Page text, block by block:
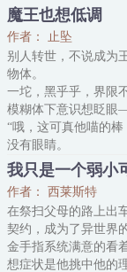
作为天赋一般的普通
希尔诺答：两步即可。
第一步，将天才们压
第二步，收获天才们
众所周知，
亚弥斯魔法大学里，
处于鄙视链顶端的高
黑魔法学院里十年来
最优秀的学生是大众
希尔诺毕业后的亲传
是黑魔法学院院长——
魔法界首屈一指的大
多重b
魔王也想低调
作者： 止坠
别人转世，不说成为
物体。
一坨，黑乎乎，界限
模糊体下意识想眨
“哦，这可真他喵的
没有眼睛。
上辈子天天加班最后
哪都没去过，冤啊！
今生，尚是不明物体
手一撑，咱与世无争
然而他并不知晓，因
圣米尔光明主殿柱裂
我只是一个弱小
作者： 西莱斯特
在祭扫父母的路上出
契约，成为了异世界
金手指系统满意的看
想症状是他挑中他的